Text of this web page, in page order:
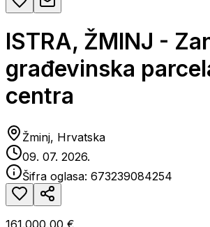
ISTRA, ŽMINJ -
građevinska
centra
Žminj, Hrvatska
09. 07. 2026.
Šifra oglasa: 673239084254
161.000,00 €